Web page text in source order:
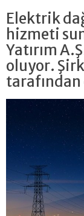
Elektrik
hizmeti
Yatırım
oluyor.
tarafından